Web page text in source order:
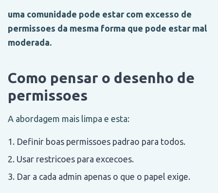
uma comunidade pode estar com excesso de
permissoes da mesma forma que pode estar mal
moderada.
Como pensar o desenho de
permissoes
A abordagem mais limpa e esta:
Definir boas permissoes padrao para todos.
Usar restricoes para excecoes.
Dar a cada admin apenas o que o papel exige.